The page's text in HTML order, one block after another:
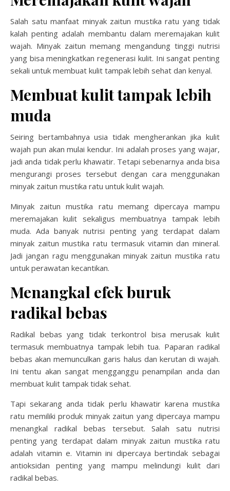
Salah satu manfaat minyak zaitun mustika ratu yang tidak
kalah penting adalah membantu dalam meremajakan kulit
wajah. Minyak zaitun memang mengandung tinggi nutrisi
yang bisa meningkatkan regenerasi kulit. Ini sangat penting
sekali untuk membuat kulit tampak lebih sehat dan kenyal.
Membuat kulit tampak lebih
muda
Seiring bertambahnya usia tidak mengherankan jika kulit
wajah pun akan mulai kendur. Ini adalah proses yang wajar,
jadi anda tidak perlu khawatir. Tetapi sebenarnya anda bisa
mengurangi proses tersebut dengan cara menggunakan
minyak zaitun mustika ratu untuk kulit wajah.
Minyak zaitun mustika ratu memang dipercaya mampu
meremajakan kulit sekaligus membuatnya tampak lebih
muda. Ada banyak nutrisi penting yang terdapat dalam
minyak zaitun mustika ratu termasuk vitamin dan mineral.
Jadi jangan ragu menggunakan minyak zaitun mustika ratu
untuk perawatan kecantikan.
Menangkal efek buruk
radikal bebas
Radikal bebas yang tidak terkontrol bisa merusak kulit
termasuk membuatnya tampak lebih tua. Paparan radikal
bebas akan memunculkan garis halus dan kerutan di wajah.
Ini tentu akan sangat mengganggu penampilan anda dan
membuat kulit tampak tidak sehat.
Tapi sekarang anda tidak perlu khawatir karena mustika
ratu memiliki produk minyak zaitun yang dipercaya mampu
menangkal radikal bebas tersebut. Salah satu nutrisi
penting yang terdapat dalam minyak zaitun mustika ratu
adalah vitamin e. Vitamin ini dipercaya bertindak sebagai
antioksidan penting yang mampu melindungi kulit dari
radikal bebas.